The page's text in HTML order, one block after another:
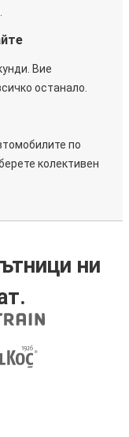
Вие
останало.
по
колективен
ни